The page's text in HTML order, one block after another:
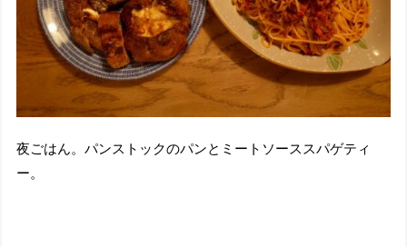
夜ごはん。パンストックのパンとミートソーススパゲティ
ー。